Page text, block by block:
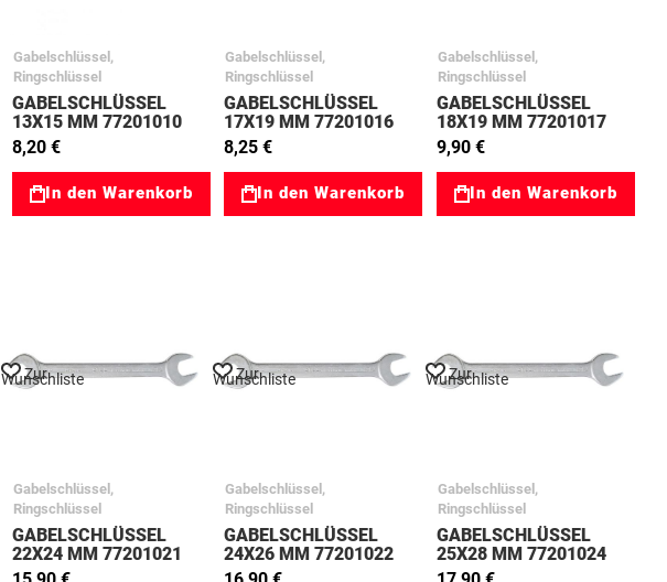
Gabelschlüssel,
Ringschlüssel
GABELSCHLÜSSEL
13X15 MM 77201010
8,20 €
In den Warenkorb
Gabelschlüssel,
Ringschlüssel
GABELSCHLÜSSEL
17X19 MM 77201016
8,25 €
In den Warenkorb
Gabelschlüssel,
Ringschlüssel
GABELSCHLÜSSEL
18X19 MM 77201017
9,90 €
In den Warenkorb
Zur
Wunschliste
Gabelschlüssel,
Ringschlüssel
GABELSCHLÜSSEL
22X24 MM 77201021
Zur
Wunschliste
Gabelschlüssel,
Ringschlüssel
GABELSCHLÜSSEL
24X26 MM 77201022
Zur
Wunschliste
Gabelschlüssel,
Ringschlüssel
GABELSCHLÜSSEL
25X28 MM 77201024